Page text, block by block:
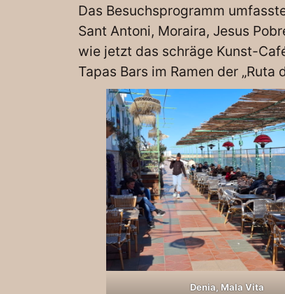
Das Besuchsprogramm
Sant Antoni, Moraira, Jesus
wie jetzt das schräge Kunst-
Tapas Bars im Ramen der „Ruta
Denia, Mala Vita